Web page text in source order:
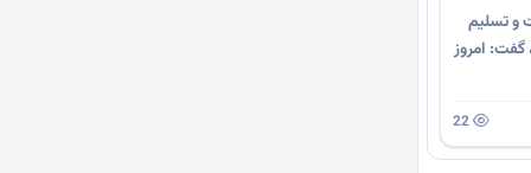
و تسلیم
امروز
22